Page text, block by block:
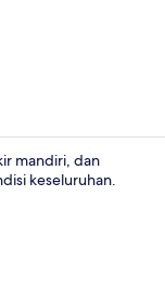
mandiri, dan
keseluruhan.